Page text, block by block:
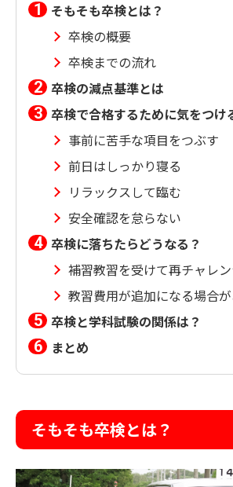
そもそも卒検とは？
卒検の概要
卒検までの流れ
卒検の減点基準とは
卒検で合格するために気をつけ
事前に苦手な項目をつぶす
前日はしっかり寝る
リラックスして臨む
安全確認を怠らない
卒検に落ちたらどうなる？
補習教習を受けて再チャレ
教習費用が追加になる場合
卒検と学科試験の関係は？
まとめ
そもそも卒検とは？